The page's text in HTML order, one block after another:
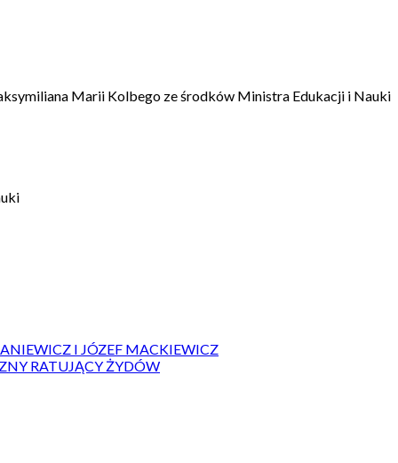
Marii Kolbego ze środków Ministra Edukacji i Nauki
I JÓZEF MACKIEWICZ
RATUJĄCY ŻYDÓW